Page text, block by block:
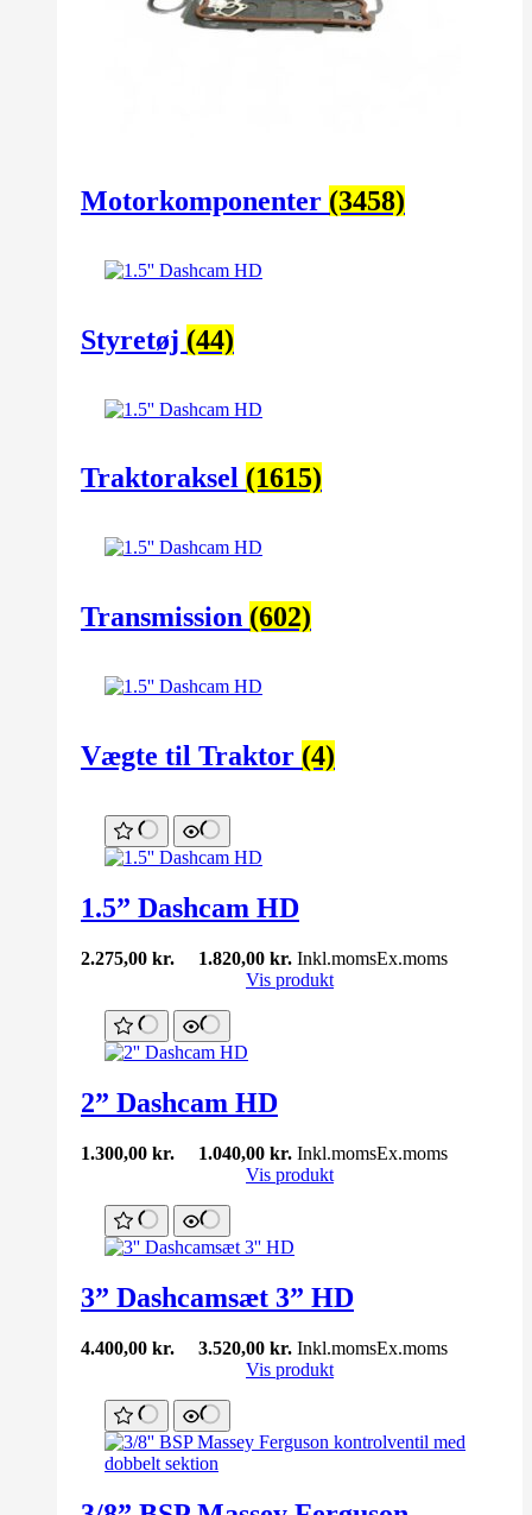
Motorkomponenter (3458)
Styretøj (44)
Traktoraksel (1615)
Transmission (602)
Vægte til Traktor (4)
1.5” Dashcam HD
2.275,00 kr. 1.820,00 kr. Inkl.momsEx.moms
Vis produkt
2” Dashcam HD
1.300,00 kr. 1.040,00 kr. Inkl.momsEx.moms
Vis produkt
3” Dashcamsæt 3” HD
4.400,00 kr. 3.520,00 kr. Inkl.momsEx.moms
Vis produkt